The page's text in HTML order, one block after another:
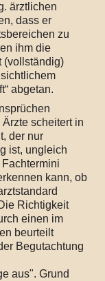
ärztlichen
dass er
zu
ihm die
(vollständig)
abgetan.
scheitert in
der nur
ist, ungleich
kann, ob
Richtigkeit
einen im
beurteilt
Begutachtung
aus". Grund